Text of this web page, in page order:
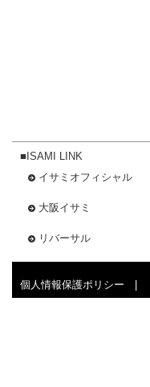
■ISAMI LINK
イサミオフィシャル
大阪イサミ
リバーサル
個人情報保護ポリシー